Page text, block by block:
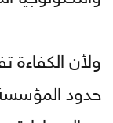
ولأن
حدود